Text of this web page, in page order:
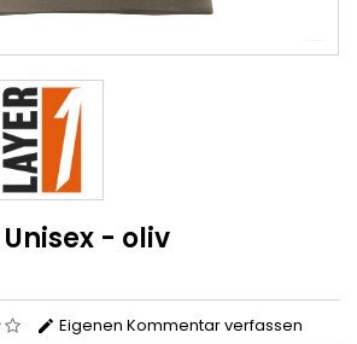
- oliv
Eigenen Kommentar verfassen